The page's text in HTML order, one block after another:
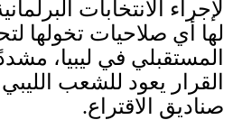
لإجراء الانتخابات
لها أي صلاحيات تخولها
المستقبلي في ليبيا،
القرار يعود للشعب
صناديق الاقتراع.